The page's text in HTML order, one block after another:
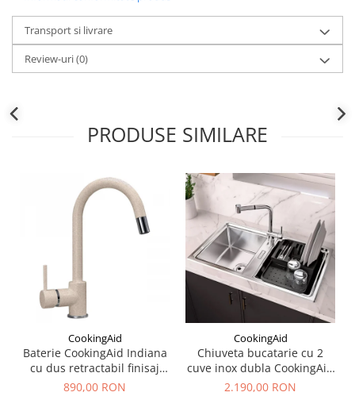
Transport si livrare
Review-uri(0)
PRODUSE SIMILARE
CookingAid
Baterie CookingAid Indiana
cu dus retractabil finisaj
granit Bej Pigmentat /
890,00 RON
CookingAid
Chiuveta bucatarie cu 2
cuve inox dubla CookingAid
FUSION 86BB
2.190,00 RON